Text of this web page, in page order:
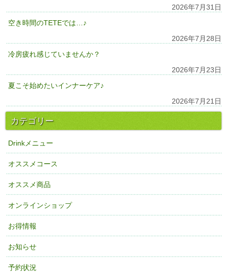
2026年7月31日
空き時間のTETEでは…♪
2026年7月28日
冷房疲れ感じていませんか？
2026年7月23日
夏こそ始めたいインナーケア♪
2026年7月21日
カテゴリー
Drinkメニュー
オススメコース
オススメ商品
オンラインショップ
お得情報
お知らせ
予約状況